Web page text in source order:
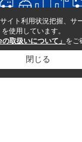
イト利用状況把握、サ
使用しています。
の取扱いについて」 をご
閉じる